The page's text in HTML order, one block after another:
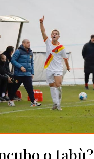
o tabù?